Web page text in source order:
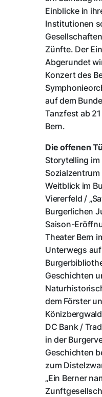
Einblicke in
Institutionen
Zünfte. Der
Abgerundet
Konzert des
auf dem
Tanzfest ab
Bern.
Die offenen
Storytelling
Weitblick im
Viererfeld /
Burgerlichen
Saison-
Theater Bern
Unterwegs
Geschichten
dem Förster
DC Bank /
in der
Geschichten
zum
„Ein Berner